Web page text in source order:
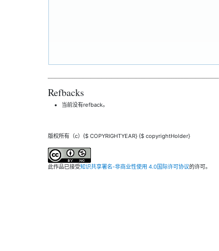
Refbacks
当前没有refback。
版权所有（c）{$ COPYRIGHTYEAR} {$ copyrightHolder}
此作品已接受知识共享署名-非商业性使用 4.0国际许可协议的许可。